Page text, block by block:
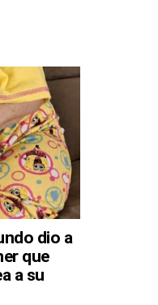
dio a
que
a su